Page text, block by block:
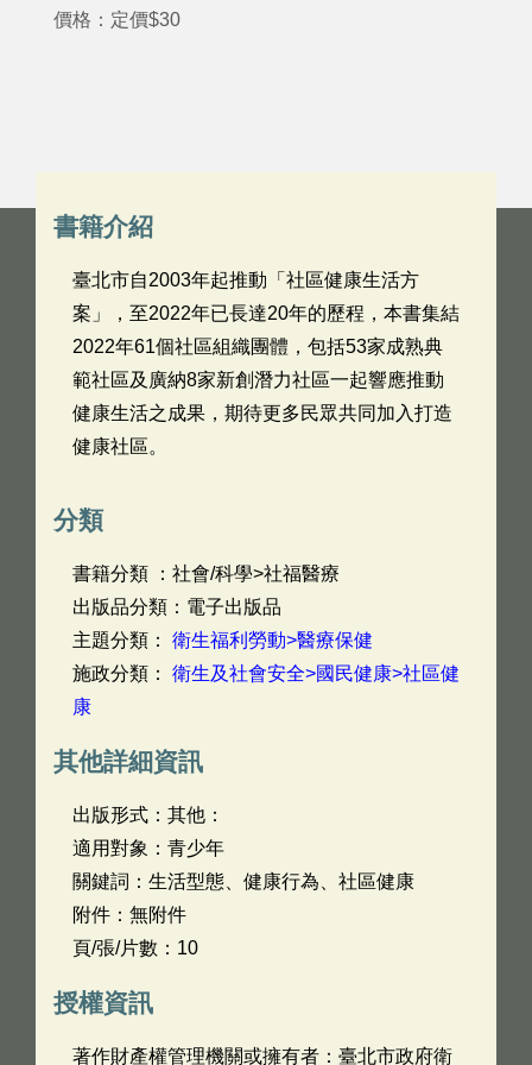
價格：定價$30
書籍介紹
臺北市自2003年起推動「社區健康生活方
案」，至2022年已長達20年的歷程，本書集結
2022年61個社區組織團體，包括53家成熟典
範社區及廣納8家新創潛力社區一起響應推動
健康生活之成果，期待更多民眾共同加入打造
健康社區。
分類
書籍分類 ：社會/科學>社福醫療
出版品分類：電子出版品
主題分類： 衛生福利勞動>醫療保健
施政分類： 衛生及社會安全>國民健康>社區健
康
其他詳細資訊
出版形式：其他：
適用對象：青少年
關鍵詞：生活型態、健康行為、社區健康
附件：無附件
頁/張/片數：10
授權資訊
著作財產權管理機關或擁有者：臺北市政府衛